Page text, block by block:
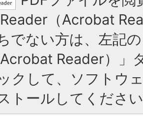
Reader（Acrobat
でない方は、左記
Reader）」
クして、ソフトウ
トールしてくださ